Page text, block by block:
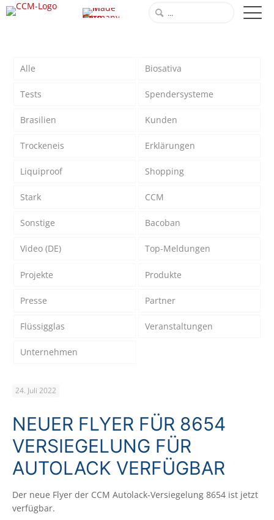
Alle Biosativa
Tests Spendersysteme
Brasilien Kunden
Trockeneis Erklärungen
Liquiproof Shopping
Stark CCM
Sonstige Bacoban
Video (DE) Top-Meldungen
Projekte Produkte
Presse Partner
Flüssigglas Veranstaltungen
Unternehmen
24. Juli 2022
NEUER FLYER FÜR 8654
VERSIEGELUNG FÜR
AUTOLACK VERFÜGBAR
Der neue Flyer der CCM Autolack-Versiegelung 8654 ist jetzt
verfügbar.